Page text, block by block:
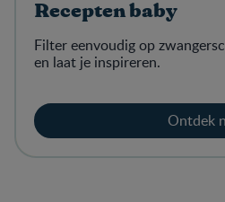
Recepten baby
Filter eenvoudig op
en laat je inspireren.
Ontdek